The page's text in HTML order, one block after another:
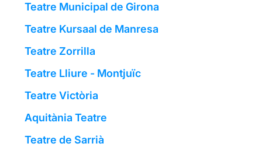
Teatre Municipal de Girona
Teatre Kursaal de Manresa
Teatre Zorrilla
Teatre Lliure - Montjuïc
Teatre Victòria
Aquitània Teatre
Teatre de Sarrià